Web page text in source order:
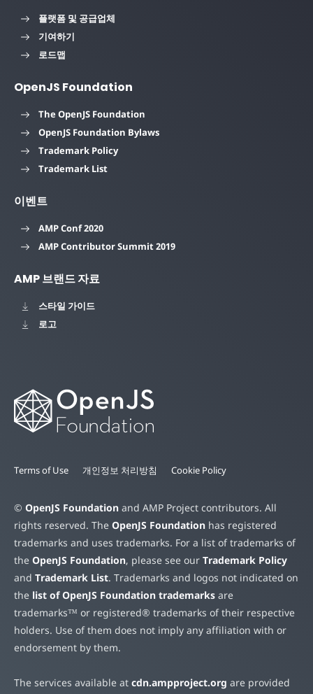
플랫폼 및 공급업체
기여하기
로드맵
OpenJS Foundation
The OpenJS Foundation
OpenJS Foundation Bylaws
Trademark Policy
Trademark List
이벤트
AMP Conf 2020
AMP Contributor Summit 2019
AMP 브랜드 자료
스타일 가이드
로고
Terms of Use 개인정보 처리방침 Cookie Policy
© OpenJS Foundation and AMP Project contributors. All
rights reserved. The OpenJS Foundation has registered
trademarks and uses trademarks. For a list of trademarks of
the OpenJS Foundation, please see our Trademark Policy
and Trademark List. Trademarks and logos not indicated on
the list of OpenJS Foundation trademarks are
trademarks™ or registered® trademarks of their respective
holders. Use of them does not imply any affiliation with or
endorsement by them.
The services available at cdn.ampproject.org are provided